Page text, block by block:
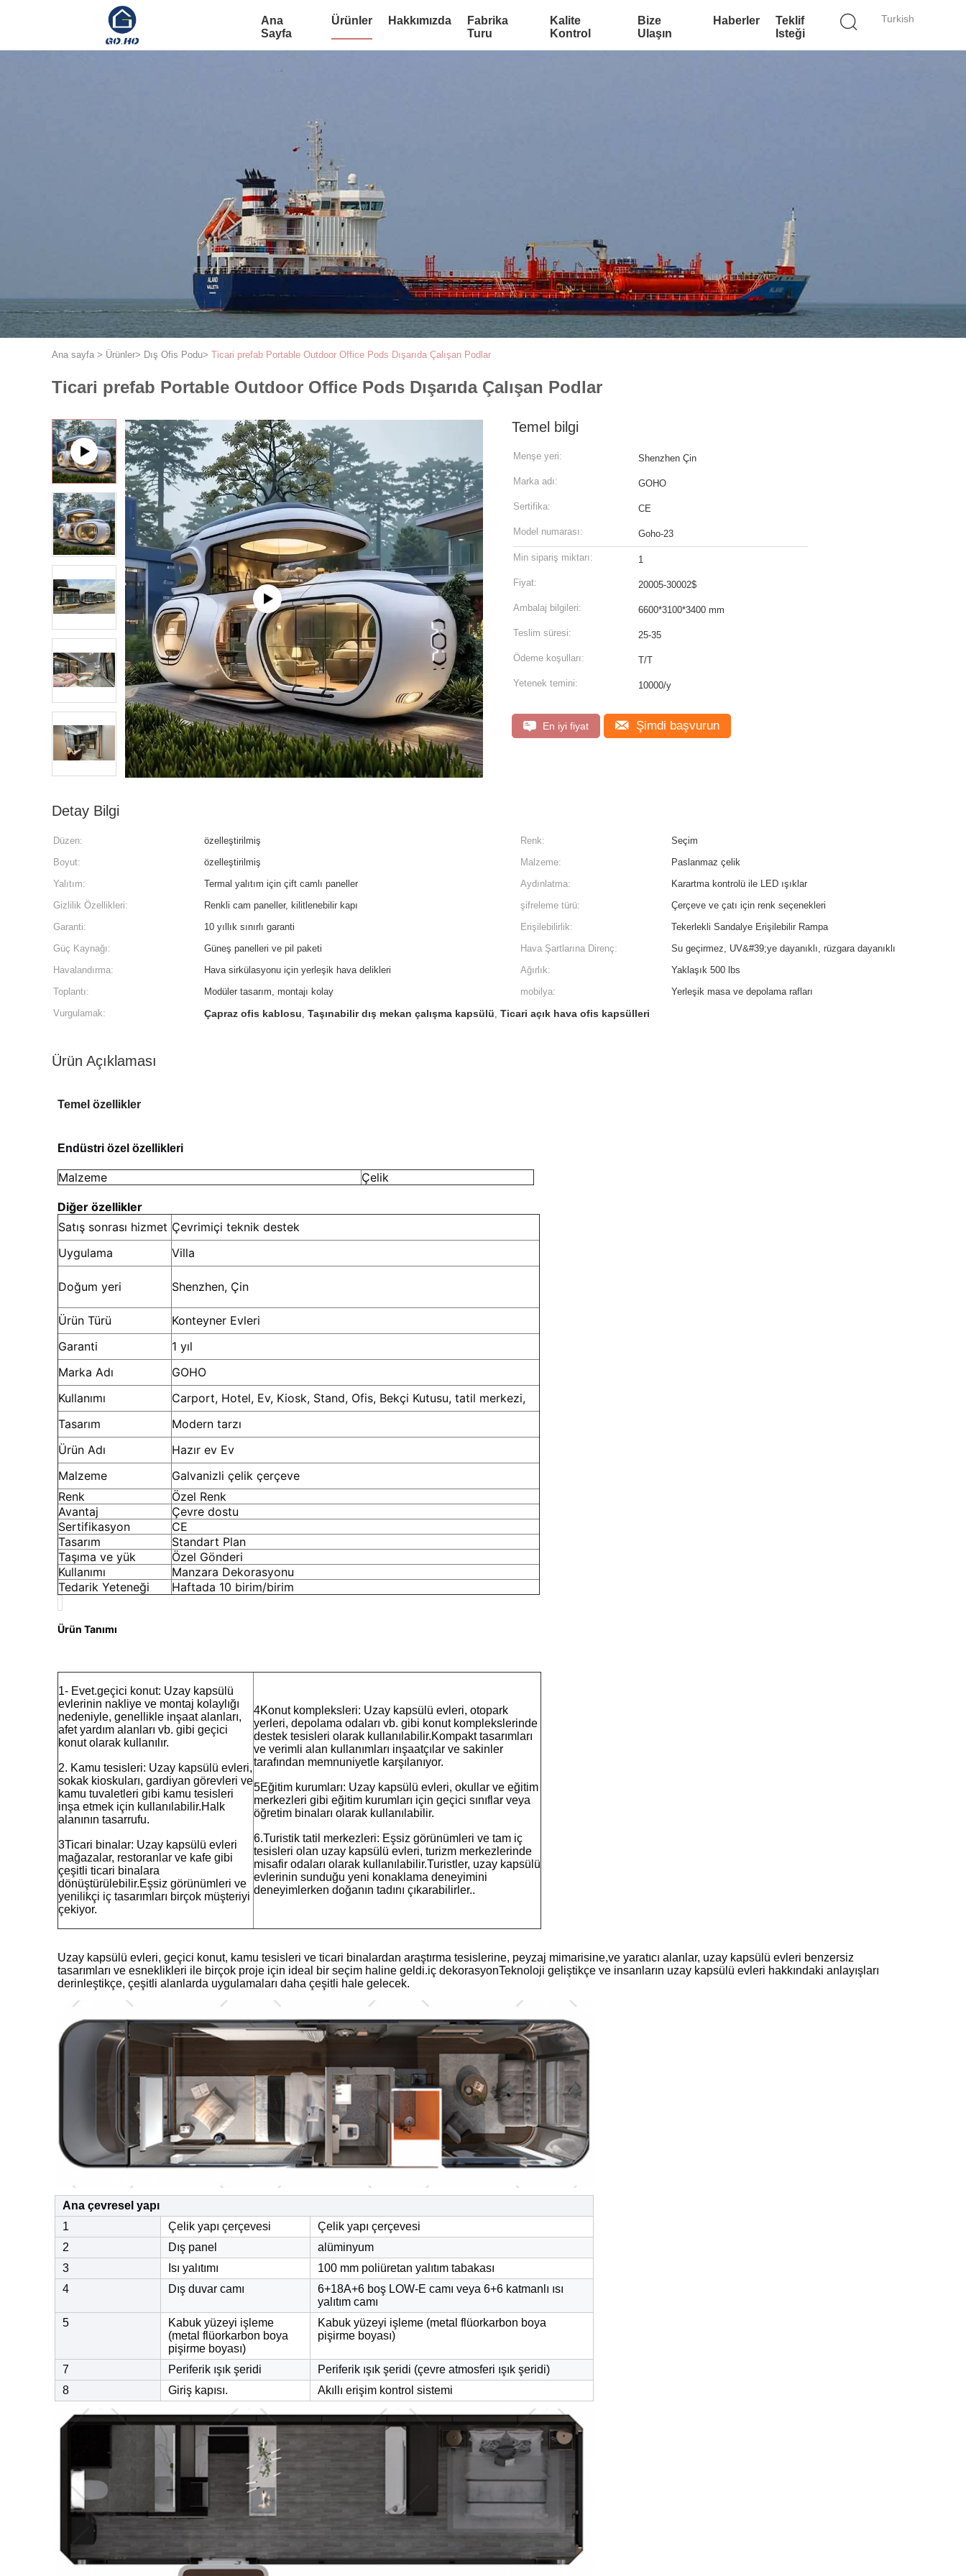
Turkish
Ana
Sayfa
Ürünler Hakkımızda
Fabrika
Turu
Kalite
Kontrol
Bize
Ulaşın
Haberler
Teklif
Isteği
Ana sayfa > Ürünler> Dış Ofis Podu> Ticari prefab Portable Outdoor Office Pods Dışarıda Çalışan Podlar
Ticari prefab Portable Outdoor Office Pods Dışarıda Çalışan Podlar
Temel bilgi
Menşe yeri: Shenzhen Çin
Marka adı: GOHO
Sertifika: CE
Model numarası: Goho-23
Min sipariş miktarı: 1
Fiyat: 20005-30002$
Ambalaj bilgileri: 6600*3100*3400 mm
Teslim süresi: 25-35
Ödeme koşulları: T/T
Yetenek temini: 10000/y
En iyi fiyat Şimdi başvurun
Detay Bilgi
Düzen: özelleştirilmiş Renk:
Seçim
Boyut:
özelleştirilmiş Malzeme:
Paslanmaz çelik
Yalıtım:
Termal yalıtım için çift camlı paneller Aydınlatma:
Karartma kontrolü ile LED ışıklar
Gizlilik Özellikleri:
Renkli cam paneller, kilitlenebilir kapı şifreleme türü:
Çerçeve ve çatı için renk seçenekleri
Garanti:
10 yıllık sınırlı garanti Erişilebilirlik:
Tekerlekli Sandalye Erişilebilir Rampa
Güç Kaynağı:
Güneş panelleri ve pil paketi Hava Şartlarına Direnç:
Su geçirmez, UV&#39;ye dayanıklı, rüzgara dayanıklı
Havalandırma:
Hava sirkülasyonu için yerleşik hava delikleri Ağırlık:
Yaklaşık 500 lbs
Toplantı:
Modüler tasarım, montajı kolay mobilya:
Yerleşik masa ve depolama rafları
Vurgulamak:
Çapraz ofis kablosu, Taşınabilir dış mekan çalışma kapsülü, Ticari açık hava ofis kapsülleri
Ürün Açıklaması
Temel özellikler
Endüstri özel özellikleri
Malzeme Çelik
Diğer özellikler
Satış sonrası hizmet Çevrimiçi teknik destek
Uygulama
Villa
Doğum yeri Shenzhen, Çin
Ürün Türü
Konteyner Evleri
Garanti
1 yıl
Marka Adı
GOHO
Kullanımı
Carport, Hotel, Ev, Kiosk, Stand, Ofis, Bekçi Kutusu, tatil merkezi,
Tasarım
Modern tarzı
Ürün Adı
Hazır ev Ev
Malzeme
Galvanizli çelik çerçeve
Renk
Özel Renk
Avantaj
Çevre dostu
Sertifikasyon
CE
Tasarım
Standart Plan
Taşıma ve yük
Özel Gönderi
Kullanımı
Manzara Dekorasyonu
Tedarik Yeteneği
Haftada 10 birim/birim
Ürün Tanımı
1- Evet.geçici konut: Uzay kapsülü
evlerinin nakliye ve montaj kolaylığı
nedeniyle, genellikle inşaat alanları,
afet yardım alanları vb. gibi geçici
konut olarak kullanılır.
2. Kamu tesisleri: Uzay kapsülü evleri,
sokak kioskuları, gardiyan görevleri ve
kamu tuvaletleri gibi kamu tesisleri
inşa etmek için kullanılabilir.Halk
alanının tasarrufu.
3Ticari binalar: Uzay kapsülü evleri
mağazalar, restoranlar ve kafe gibi
çeşitli ticari binalara
dönüştürülebilir.Eşsiz görünümleri ve
yenilikçi iç tasarımları birçok müşteriyi
çekiyor.
4Konut kompleksleri: Uzay kapsülü evleri, otopark
yerleri, depolama odaları vb. gibi konut komplekslerinde
destek tesisleri olarak kullanılabilir.Kompakt tasarımları
ve verimli alan kullanımları inşaatçılar ve sakinler
tarafından memnuniyetle karşılanıyor.
5Eğitim kurumları: Uzay kapsülü evleri, okullar ve eğitim
merkezleri gibi eğitim kurumları için geçici sınıflar veya
öğretim binaları olarak kullanılabilir.
6.Turistik tatil merkezleri: Eşsiz görünümleri ve tam iç
tesisleri olan uzay kapsülü evleri, turizm merkezlerinde
misafir odaları olarak kullanılabilir.Turistler, uzay kapsülü
evlerinin sunduğu yeni konaklama deneyimini
deneyimlerken doğanın tadını çıkarabilirler..
Uzay kapsülü evleri, geçici konut, kamu tesisleri ve ticari binalardan araştırma tesislerine, peyzaj mimarisine,ve yaratıcı alanlar, uzay kapsülü evleri benzersiz
tasarımları ve esneklikleri ile birçok proje için ideal bir seçim haline geldi.iç dekorasyonTeknoloji geliştikçe ve insanların uzay kapsülü evleri hakkındaki anlayışları
derinleştikçe, çeşitli alanlarda uygulamaları daha çeşitli hale gelecek.
Ana çevresel yapı
1
Çelik yapı çerçevesi
Çelik yapı çerçevesi
2
Dış panel
alüminyum
3
Isı yalıtımı
100 mm poliüretan yalıtım tabakası
4
Dış duvar camı
6+18A+6 boş LOW-E camı veya 6+6 katmanlı ısı
yalıtım camı
5
Kabuk yüzeyi işleme
(metal flüorkarbon boya
pişirme boyası)
Kabuk yüzeyi işleme (metal flüorkarbon boya
pişirme boyası)
7 Periferik ışık şeridi
Periferik ışık şeridi (çevre atmosferi ışık şeridi)
8
Giriş kapısı. Akıllı erişim kontrol sistemi